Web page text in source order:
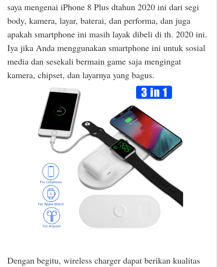
saya mengenai iPhone 8 Plus dtahun 2020 ini dari segi
body, kamera, layar, baterai, dan performa, dan juga
apakah smartphone ini masih layak dibeli di th. 2020 ini.
Iya jika Anda menggunakan smartphone ini untuk sosial
media dan sesekali bermain game saja mengingat
kamera, chipset, dan layarnya yang bagus.
Dengan begitu, wireless charger dapat berikan kualitas